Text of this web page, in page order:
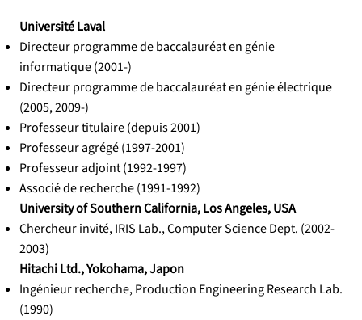
Université Laval
Directeur programme de baccalauréat en génie
informatique (2001-)
Directeur programme de baccalauréat en génie électrique
(2005, 2009-)
Professeur titulaire (depuis 2001)
Professeur agrégé (1997-2001)
Professeur adjoint (1992-1997)
Associé de recherche (1991-1992)
University of Southern California, Los Angeles, USA
Chercheur invité, IRIS Lab., Computer Science Dept. (2002-
2003)
Hitachi Ltd., Yokohama, Japon
Ingénieur recherche, Production Engineering Research Lab.
(1990)